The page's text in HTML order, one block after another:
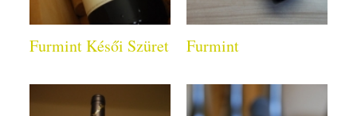
Furmint Késői Szüret Furmint